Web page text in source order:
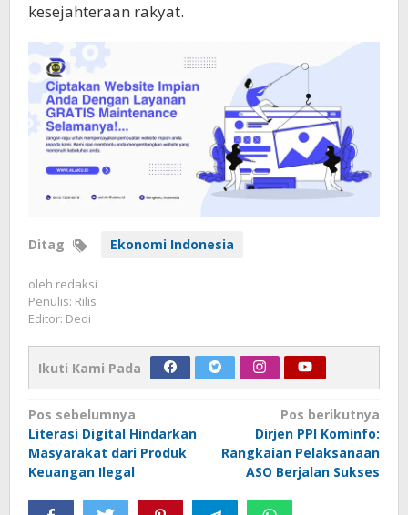
kesejahteraan rakyat.
Ditag Ekonomi Indonesia
oleh redaksi
Penulis: Rilis
Editor: Dedi
Ikuti Kami Pada
Navigasi
pos
Pos sebelumnya
Literasi Digital Hindarkan
Masyarakat dari Produk
Keuangan Ilegal
Pos berikutnya
Dirjen PPI Kominfo:
Rangkaian Pelaksanaan
ASO Berjalan Sukses